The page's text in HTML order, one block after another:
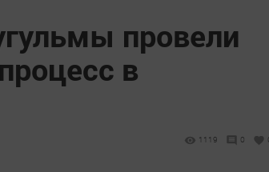
провели
в
1119 0